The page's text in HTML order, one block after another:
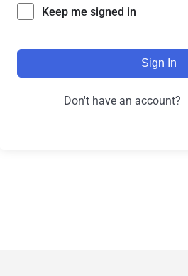
Keep me signed in
Sign In
Don't have an account?